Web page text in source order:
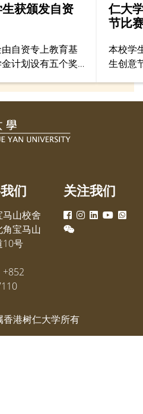
获颁发自资
自资专上教育基
计划设有五个奖
发展奖学金、外展
发有关奖学金，总
币485万元。 教
仁大
节比
本校学
生创意
及颁奖
遗在香
们
马山校舍
角宝马山
10号
+852
关注我们
港树仁大学所有